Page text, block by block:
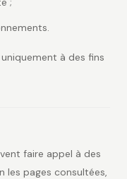
à des fins
faire appel à des
les pages consultées,